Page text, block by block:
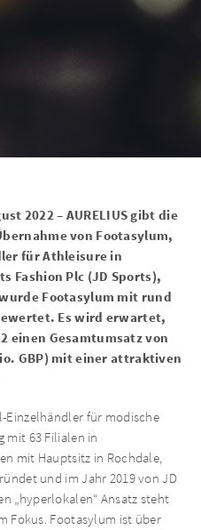
2022 – AURELIUS gibt die
von Footasylum,
für Athleisure in
Fashion Plc (JD Sports),
Footasylum mit rund
Es wird erwartet,
einen Gesamtumsatz von
GBP) mit einer attraktiven
Einzelhändler für modische
mit 63 Filialen in
mit Hauptsitz in Rochdale,
und im Jahr 2019 von JD
„hyperlokalen“ Ansatz steht
Fokus. Footasylum ist über